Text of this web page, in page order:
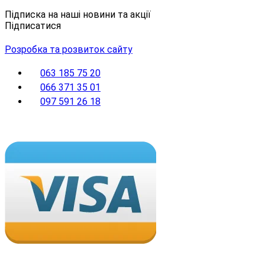
Підписка на наші новини та акції
Підписатися
Розробка та розвиток сайту
063 185 75 20
066 371 35 01
097 591 26 18